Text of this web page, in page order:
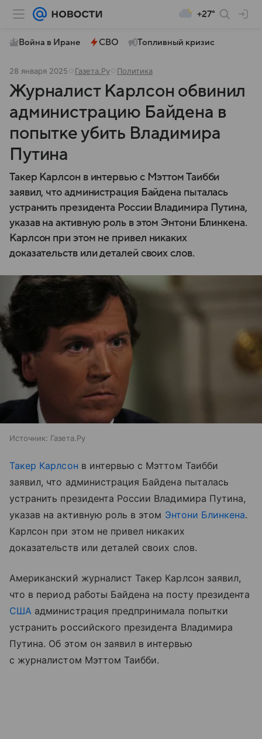
+27°
Война в Иране СВО Топливный кризис
28 января 2025 Газета.Ру Политика
Журналист Карлсон обвинил
администрацию Байдена в
попытке убить Владимира
Путина
Такер Карлсон в интервью с Мэттом Таибби
заявил, что администрация Байдена пыталась
устранить президента России Владимира Путина,
указав на активную роль в этом Энтони Блинкена.
Карлсон при этом не привел никаких
доказательств или деталей своих слов.
Источник: Газета.Ру
Такер Карлсон в интервью с Мэттом Таибби
заявил, что администрация Байдена пыталась
устранить президента России Владимира Путина,
указав на активную роль в этом Энтони Блинкена.
Карлсон при этом не привел никаких
доказательств или деталей своих слов.
Американский журналист Такер Карлсон заявил,
что в период работы Байдена на посту президента
США администрация предпринимала попытки
устранить российского президента Владимира
Путина. Об этом он заявил в интервью
с журналистом Мэттом Таибби.